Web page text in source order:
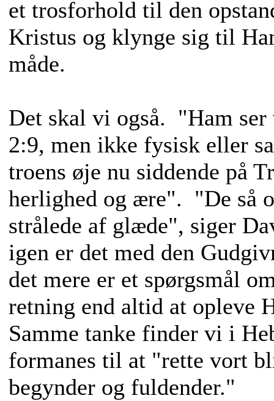
et trosforhold til den
Kristus og klynge sig til
måde.
Det skal vi også. "Ham
2:9, men ikke fysisk eller
troens øje nu siddende på
herlighed og ære". "De så
strålede af glæde", siger
igen er det med den
det mere er et spørgsmål
retning end altid at opleve
Samme tanke finder vi i
formanes til at "rette vort
begynder og fuldender."